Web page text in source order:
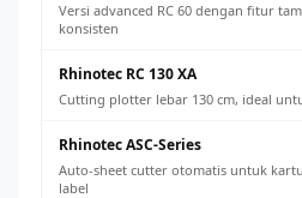
Versi advanced RC 60 dengan fitur
konsisten
Rhinotec RC 130 XA
Cutting plotter lebar 130 cm, ideal
Rhinotec ASC-Series
Auto-sheet cutter otomatis untuk
label